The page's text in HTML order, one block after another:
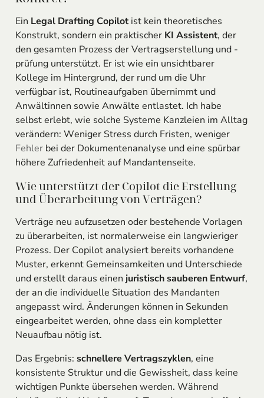
Ein Legal Drafting Copilotist kein theoretisches
Konstrukt, sondern ein praktischer KI Assistent, der
den gesamten Prozess der Vertragserstellung und -
prüfung unterstützt. Er ist wie ein unsichtbarer
Kollege im Hintergrund, der rund um die Uhr
verfügbar ist, Routineaufgaben übernimmt und
Anwältinnen sowie Anwälte entlastet. Ich habe
selbst erlebt, wie solche Systeme Kanzleien im Alltag
verändern: Weniger Stress durch Fristen, weniger
Fehlerbei der Dokumentenanalyse und eine spürbar
höhere Zufriedenheit auf Mandantenseite.
Wie unterstützt der Copilot die Erstellung
und Überarbeitung von Verträgen?
Verträge neu aufzusetzen oder bestehende Vorlagen
zu überarbeiten, ist normalerweise ein langwieriger
Prozess. Der Copilot analysiert bereits vorhandene
Muster, erkennt Gemeinsamkeiten und Unterschiede
und erstellt daraus einen juristisch sauberen Entwurf,
der an die individuelle Situation des Mandanten
angepasst wird. Änderungen können in Sekunden
eingearbeitet werden, ohne dass ein kompletter
Neuaufbau nötig ist.
Das Ergebnis: schnellere Vertragszyklen, eine
konsistente Struktur und die Gewissheit, dass keine
wichtigen Punkte übersehen werden. Während